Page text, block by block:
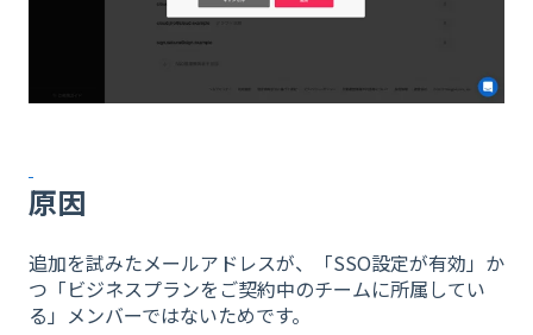
原因
追加を試みたメールアドレスが、「SSO設定が有効」か
つ「ビジネスプランをご契約中のチームに所属してい
る」メンバーではないためです。